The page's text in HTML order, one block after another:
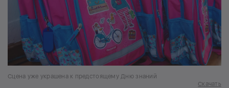
Сцена уже украшена к предстоящему Дню знаний
Скачать